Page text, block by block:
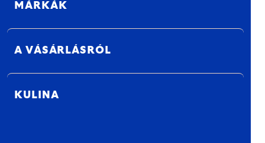
MÁRKÁK
A VÁSÁRLÁSRÓL
KULINA